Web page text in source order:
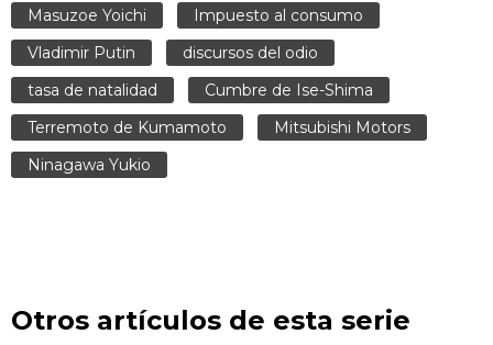
Masuzoe Yoichi
Impuesto al consumo
Vladimir Putin
discursos del odio
tasa de natalidad
Cumbre de Ise-Shima
Terremoto de Kumamoto
Mitsubishi Motors
Ninagawa Yukio
Otros artículos de esta serie